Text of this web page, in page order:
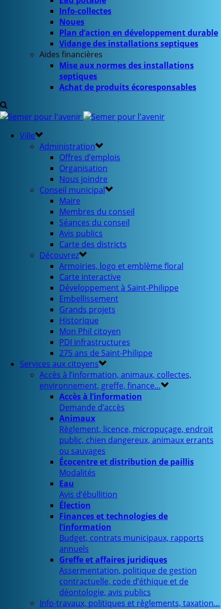
Info-collectes
Noues
Plan d’action en développement durable
Vidange des installations septiques
Aides financières
Mise aux normes des installations
septiques
Achat de produits écoresponsables
Ville
Administration
Offres d’emplois
Organisation
Nous joindre
Conseil municipal
Maire
Membres du conseil
Séances du conseil
Avis publics
Carte des districts
Découvrez
Armoiries, logo et emblème floral
Carte interactive
Développement à Saint-Philippe
Embellissement
Grands projets
Historique
Mon Phil citoyen
PDI infrastructures
275 ans de Saint-Philippe
Services aux citoyens
Accès à l’information, animaux, collectes,
environnement, greffe, finance…
Accès à l’information
Demande d’accès
Animaux
Règlement, licence, micropuçage, endroit
public, chien dangereux, animaux errants
ou sauvages
Écocentre et distribution de paillis
Modalités
Eau
Avis d’ébullition
Élection
Finances et technologies de
l’information
Budget, contrats municipaux, rapports
annuels
Greffe et affaires juridiques
Assermentation, politique de gestion
contractuelle, code d’éthique et de
déontologie, avis publics
Info-travaux, politiques et règlements, taxation…